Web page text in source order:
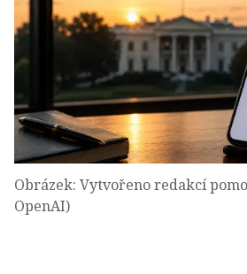
Obrázek: Vytvořeno redakcí
OpenAI)